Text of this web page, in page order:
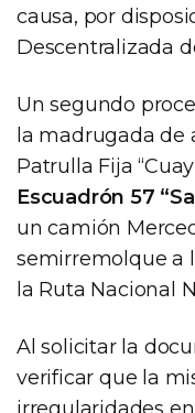
causa, por
Descentralizada
Un segundo
la madrugada de
Patrulla Fija
Escuadrón 57
un camión
semirremolque a
la Ruta Nacional
Al solicitar la
verificar que la